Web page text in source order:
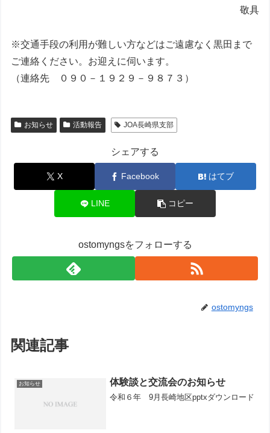
敬具
※交通手段の利用が難しい方などはご遠慮なく黒田まで
ご連絡ください。お迎えに伺います。
（連絡先 ０９０－１９２９－９８７３）
お知らせ 活動報告 JOA長崎県支部
シェアする
X Facebook はてブ
LINE コピー
ostomyngsをフォローする
ostomyngs
関連記事
お知らせ 体験談と交流会のお知らせ
令和６年 9月長崎地区pptxダウンロード